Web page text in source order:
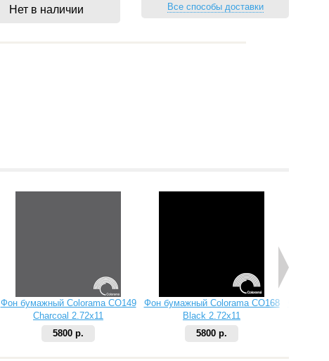
Все способы доставки
Нет в наличии
Фон бумажный Colorama CO149
Charcoal 2.72х11
5800 р.
Фон бумажный Colorama CO168
Black 2.72х11
5800 р.